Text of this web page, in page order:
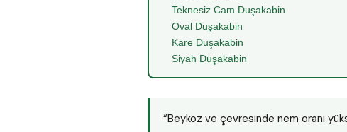
Teknesiz Cam Duşakabin
Oval Duşakabin
Kare Duşakabin
Siyah Duşakabin
“Beykoz ve çevresinde nem oranı